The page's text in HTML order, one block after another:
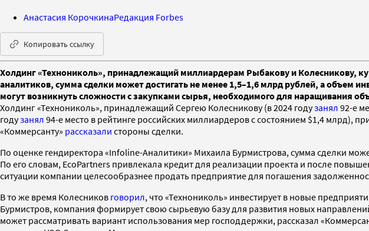
Анастасия КорочкинаРедакция Forbes
Копировать ссылку
Холдинг «Технониколь», принадлежащий миллиардерам Рыбакову и Колесникову,
аналитиков, сумма сделки может достигать не менее 1,5–1,6 млрд рублей, а объем
могут возникнуть сложности с закупками сырья, необходимого для наращивания
Холдинг «Технониколь», принадлежащий Сергею Колесникову (в 2024 годузанял 92-е
годузанял 94-е место в рейтинге российских миллиардеров с состоянием $1,4 млрд),
«Коммерсанту» рассказали стороны сделки.
По оценке гендиректора «Infoline-Аналитики» Михаила Бурмистрова, сумма сделки
По его словам, EcoPartners привлекала кредит для реализации проекта и после
ситуации компании целесообразнее продать предприятие для погашения
В то же время Колесников говорил, что «Технониколь» инвестирует в новые
Бурмистров, компания формирует свою сырьевую базу для развития новых
может рассматривать вариант использования мер господдержки, рассказал